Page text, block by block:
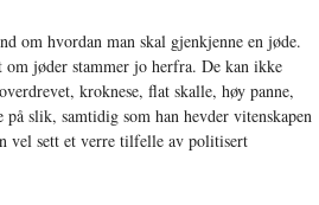
om hvordan man skal gjenkjenne en jøde.
jøder stammer jo herfra. De kan ikke
kroknese, flat skalle, høy panne,
slik, samtidig som han hevder vitenskapen
vel sett et verre tilfelle av politisert